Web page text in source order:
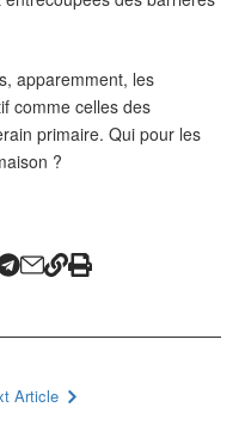
apparemment, les
comme celles des
primaire. Qui pour les
?
Article